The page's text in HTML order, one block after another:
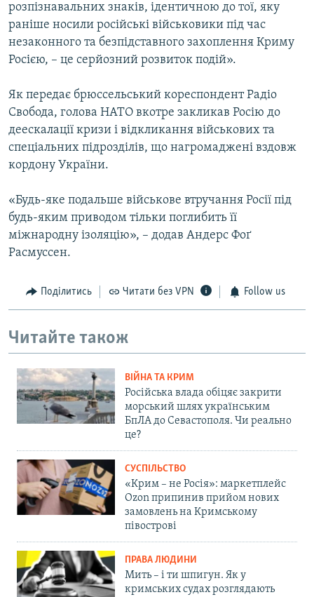
розпізнавальних знаків, ідентичною до тої, яку
раніше носили російські військовики під час
незаконного та безпідставного захоплення Криму
Росією, – це серйозний розвиток подій».
Як передає брюссельський кореспондент Радіо
Свобода, голова НАТО вкотре закликав Росію до
деескалації кризи і відкликання військових та
спеціальних підрозділів, що нагромаджені вздовж
кордону України.
«Будь-яке подальше військове втручання Росії під
будь-яким приводом тільки поглибить її
міжнародну ізоляцію», – додав Андерс Фоґ
Расмуссен.
Поділитись Читати без VPN Follow us
Читайте також
ВІЙНА ТА КРИМ
Російська влада обіцяє закрити
морський шлях українським
БпЛА до Севастополя. Чи реально
це?
СУСПІЛЬСТВО
«Крим – не Росія»: маркетплейс
Ozon припинив прийом нових
замовлень на Кримському
півострові
ПРАВА ЛЮДИНИ
Мить – і ти шпигун. Як у
кримських судах розглядають